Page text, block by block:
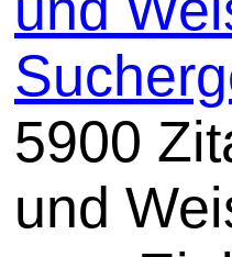
5900
und